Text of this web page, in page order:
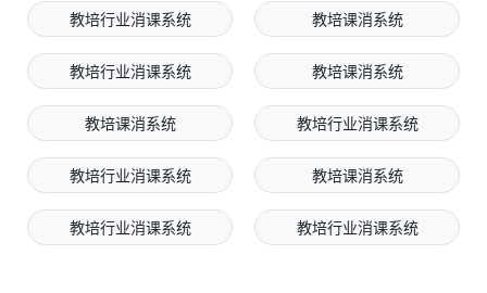
教培行业消课系统 教培课消系统
教培行业消课系统 教培课消系统
教培课消系统 教培行业消课系统
教培行业消课系统 教培课消系统
教培行业消课系统 教培行业消课系统